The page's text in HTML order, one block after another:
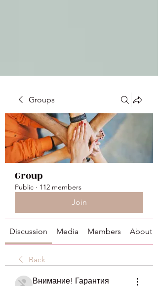
Groups
Group
Public · 112 members
Join
Discussion Media Members About
Back
Внимание! Гарантия